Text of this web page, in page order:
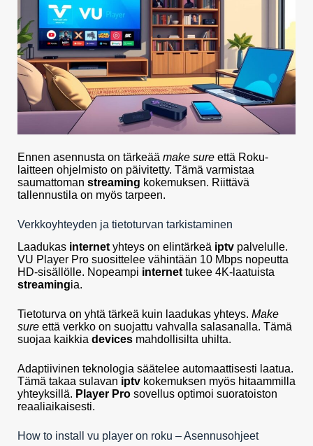
Ennen asennusta on tärkeää make sure että Roku-
laitteen ohjelmisto on päivitetty. Tämä varmistaa
saumattoman streaming kokemuksen. Riittävä
tallennustila on myös tarpeen.
Verkkoyhteyden ja tietoturvan tarkistaminen
Laadukas internet yhteys on elintärkeä iptv palvelulle.
VU Player Pro suosittelee vähintään 10 Mbps nopeutta
HD-sisällölle. Nopeampi internet tukee 4K-laatuista
streamingia.
Tietoturva on yhtä tärkeä kuin laadukas yhteys. Make
sure että verkko on suojattu vahvalla salasanalla. Tämä
suojaa kaikkia devices mahdollisilta uhilta.
Adaptiivinen teknologia säätelee automaattisesti laatua.
Tämä takaa sulavan iptv kokemuksen myös hitaammilla
yhteyksillä. Player Pro sovellus optimoi suoratoiston
reaaliaikaisesti.
How to install vu player on roku – Asennusohjeet